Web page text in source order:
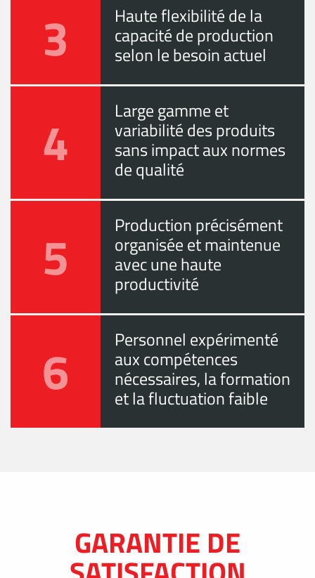
3 Haute flexibilité de la
capacité de production
selon le besoin actuel
4 Large gamme et
variabilité des produits
sans impact aux normes
de qualité
5 Production précisément
organisée et maintenue
avec une haute
productivité
6 Personnel expérimenté
aux compétences
nécessaires, la formation
et la fluctuation faible
GARANTIE DE